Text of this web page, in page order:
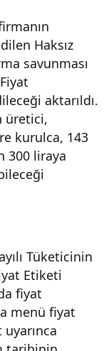
Haksız
savunması
aktarıldı.
üretici,
kurulca, 143
300 liraya
Tüketicinin
Etiketi
fiyat
menü fiyat